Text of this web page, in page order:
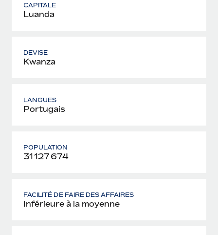
CAPITALE
Luanda
DEVISE
Kwanza
LANGUES
Portugais
POPULATION
31 127 674
FACILITÉ DE FAIRE DES AFFAIRES
Inférieure à la moyenne